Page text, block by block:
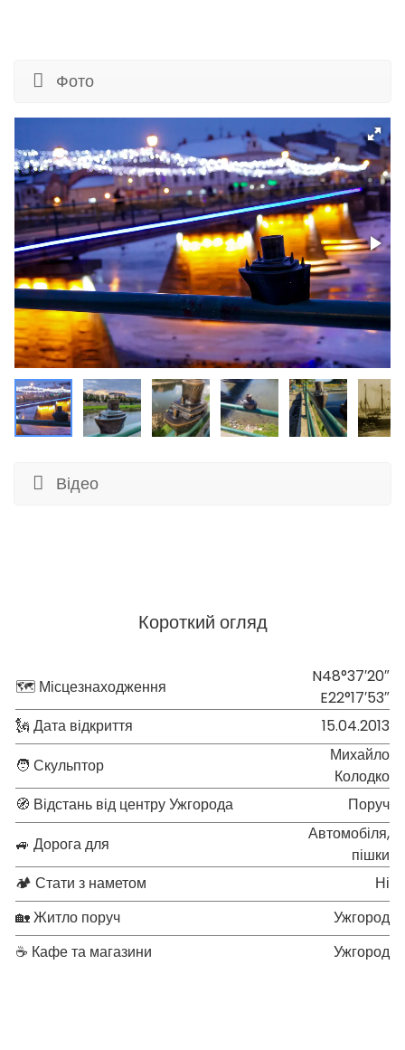
Фото
Відео
Короткий огляд
🗺 Місцезнаходження
N48°37′20″
E22°17′53″
🗽 Дата відкриття
15.04.2013
🧑 Скульптор
Михайло
Колодко
🧭 Відстань від центру Ужгорода
Поруч
🚙 Дорога для
Автомобіля,
пішки
🏕 Стати з наметом
Ні
🏡 Житло поруч
Ужгород
☕ Кафе та магазини
Ужгород